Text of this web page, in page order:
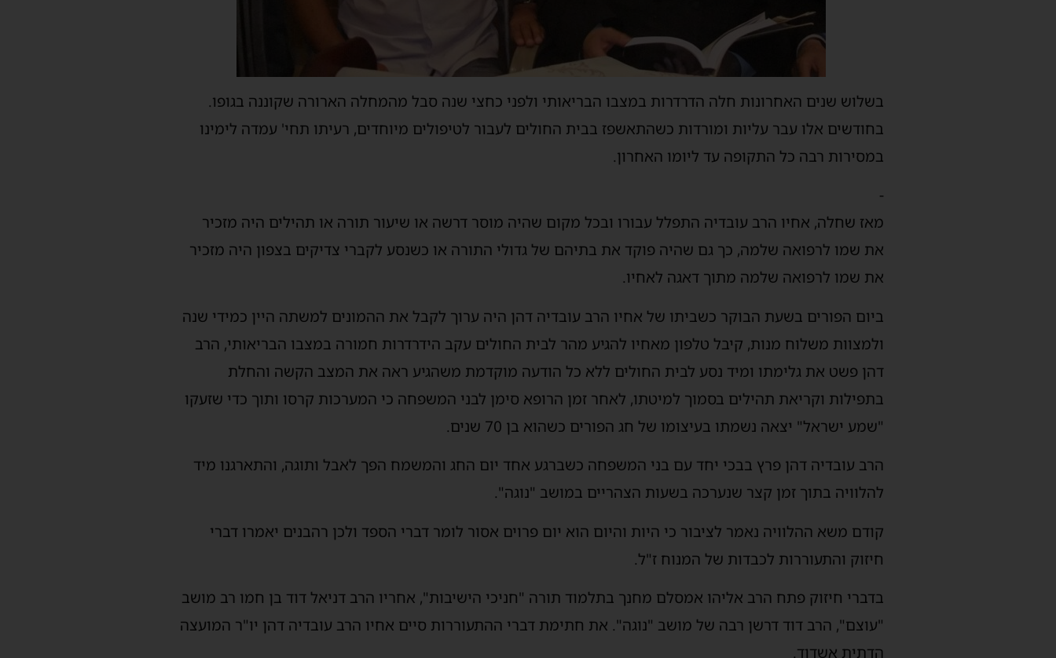
בשלוש שנים האחרונות חלה הדרדרות במצבו הבריאותי ולפני כחצי שנה סבל מהמחלה הארורה שקוננה בגופו.
בחודשים אלו עבר עליות ומורדות כשהתאשפז בבית החולים לעבור לטיפולים מיוחדים, רעיתו תחי' עמדה לימינו
במסירות רבה כל התקופה עד ליומו האחרון.
-
מאז שחלה, אחיו הרב עובדיה התפלל עבורו ובכל מקום שהיה מוסר דרשה או שיעור תורה או תהילים היה מזכיר
את שמו לרפואה שלמה, כך גם שהיה פוקד את בתיהם של גדולי התורה או כשנסע לקברי צדיקים בצפון היה מזכיר
את שמו לרפואה שלמה מתוך דאגה לאחיו.
ביום הפורים בשעת הבוקר כשביתו של אחיו הרב עובדיה דהן היה ערוך לקבל את ההמונים למשתה היין כמידי שנה
ולמצוות משלוח מנות, קיבל טלפון מאחיו להגיע מהר לבית החולים עקב הידרדרות חמורה במצבו הבריאותי, הרב
דהן פשט את גלימתו ומיד נסע לבית החולים ללא כל הודעה מוקדמת משהגיע ראה את המצב הקשה והחלת
בתפילות וקריאת תהילים בסמוך למיטתו, לאחר זמן הרופא סימן לבני המשפחה כי המערכות קרסו ותוך כדי שזעקו
"שמע ישראל" יצאה נשמתו בעיצומו של חג הפורים כשהוא בן 70 שנים.
הרב עובדיה דהן פרץ בבכי יחד עם בני המשפחה כשברגע אחד יום החג והמשמח הפך לאבל ותוגה, והתארגנו מיד
להלוויה בתוך זמן קצר שנערכה בשעות הצהריים במושב "נוגה".
קודם משא ההלוויה נאמר לציבור כי היות והיום הוא יום פרוים אסור לומר דברי הספד ולכן רהבנים יאמרו דברי
חיזוק והתעוררות לכבדות של המנוח ז"ל.
בדברי חיזוק פתח הרב אליהו אמסלם מחנך בתלמוד תורה "חניכי הישיבות", אחריו הרב דניאל דוד בן חמו רב מושב
"עוצם", הרב דוד דרשן רבה של מושב "נוגה". את חתימת דברי ההתעוררות סיים אחיו הרב עובדיה דהן יו"ר המועצה
הדתית אשדוד.